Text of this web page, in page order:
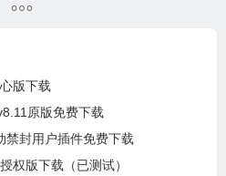
版下载
原版免费下载
禁封用户插件免费下载
权版下载（已测试）